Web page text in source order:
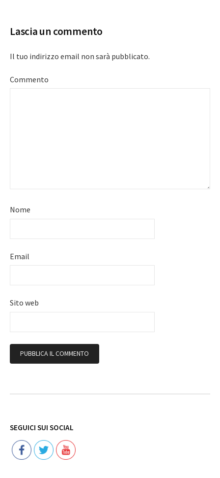
Lascia un commento
Il tuo indirizzo email non sarà pubblicato.
Commento
Nome
Email
Sito web
SEGUICI SUI SOCIAL